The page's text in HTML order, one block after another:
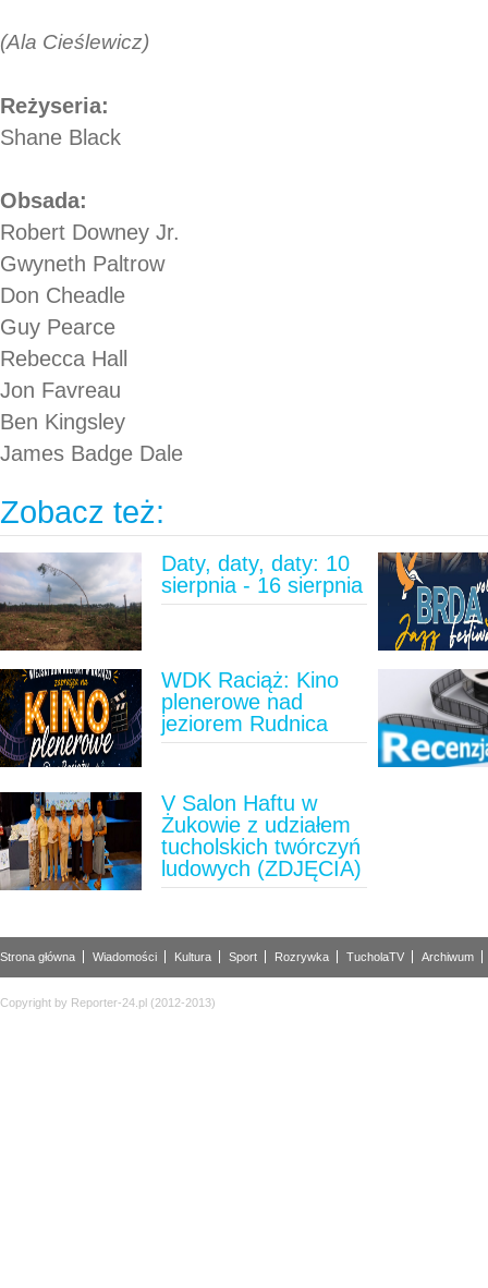
(Ala Cieślewicz)
Reżyseria:
Shane Black
Obsada:
Robert Downey Jr.
Gwyneth Paltrow
Don Cheadle
Guy Pearce
Rebecca Hall
Jon Favreau
Ben Kingsley
James Badge Dale
Zobacz też:
Daty, daty, daty: 10
sierpnia - 16 sierpnia
WDK Raciąż: Kino
plenerowe nad
jeziorem Rudnica
V Salon Haftu w
Żukowie z udziałem
tucholskich twórczyń
ludowych (ZDJĘCIA)
Strona główna Wiadomości Kultura Sport Rozrywka TucholaTV Archiwum
Copyright by Reporter-24.pl (2012-2013)